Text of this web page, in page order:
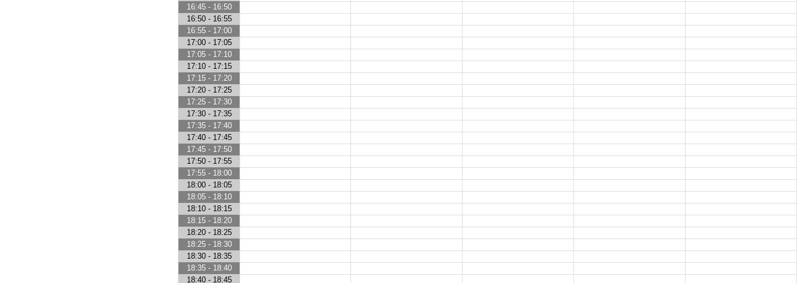
16:45 - 16:50
16:50 - 16:55
16:55 - 17:00
17:00 - 17:05
17:05 - 17:10
17:10 - 17:15
17:15 - 17:20
17:20 - 17:25
17:25 - 17:30
17:30 - 17:35
17:35 - 17:40
17:40 - 17:45
17:45 - 17:50
17:50 - 17:55
17:55 - 18:00
18:00 - 18:05
18:05 - 18:10
18:10 - 18:15
18:15 - 18:20
18:20 - 18:25
18:25 - 18:30
18:30 - 18:35
18:35 - 18:40
18:40 - 18:45